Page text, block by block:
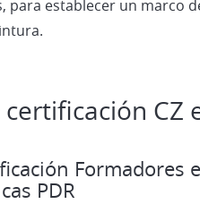
establecer un marco
CZ
Formadores
PDR